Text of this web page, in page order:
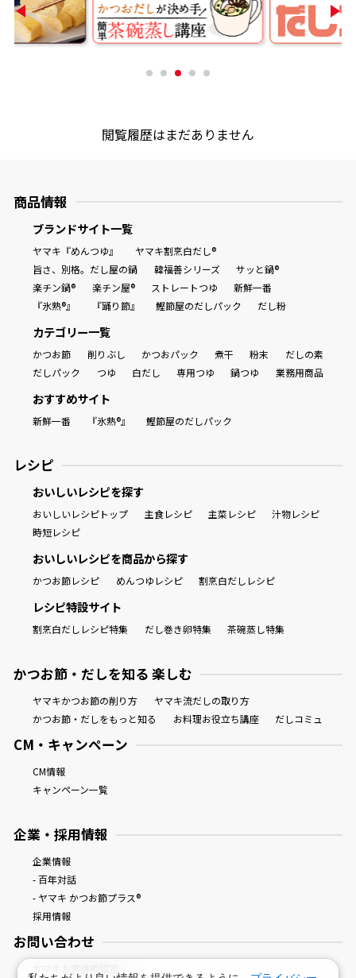
おすすめサイト
閲覧履歴はまだありません
商品情報
ブランドサイト一覧
ヤマキ『めんつゆ』
ヤマキ割烹白だし®
旨さ、別格。だし屋の鍋
韓福善シリーズ
サッと鍋®
楽チン鍋®
楽チン屋® ストレートつゆ
新鮮一番
『氷熟®』
『踊り節』 鰹節屋のだしパック だし粉
カテゴリー一覧
かつお節 削りぶし かつおパック 煮干 粉末
だしの素
だしパック
つゆ 白だし 専用つゆ 鍋つゆ 業務用商品
おすすめサイト
新鮮一番 『氷熟®』 鰹節屋のだしパック
レシピ
おいしいレシピを探す
おいしいレシピトップ 主食レシピ 主菜レシピ
汁物レシピ
時短レシピ
おいしいレシピを商品から探す
かつお節レシピ めんつゆレシピ 割烹白だしレシピ
レシピ特設サイト
割烹白だしレシピ特集 だし巻き卵特集 茶碗蒸し特集
かつお節・だしを知る 楽しむ
ヤマキかつお節の削り方
ヤマキ流だしの取り方
かつお節・だしをもっと知る
お料理お役立ち講座 だしコミュ
CM・キャンペーン
CM情報
キャンペーン一覧
企業・採用情報
企業情報
- 百年対話
- ヤマキ かつお節プラス®
採用情報
お問い合わせ